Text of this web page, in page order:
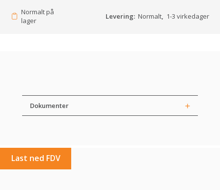
Normalt på
lager
Levering: Normalt, 1-3 virkedager
Dokumenter
Last ned FDV